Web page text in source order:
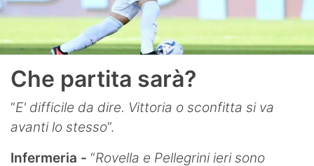
Che partita sarà?
“E' difficile da dire. Vittoria o sconfitta si va
avanti lo stesso”.
Infermeria - “Rovella e Pellegrini ieri sono